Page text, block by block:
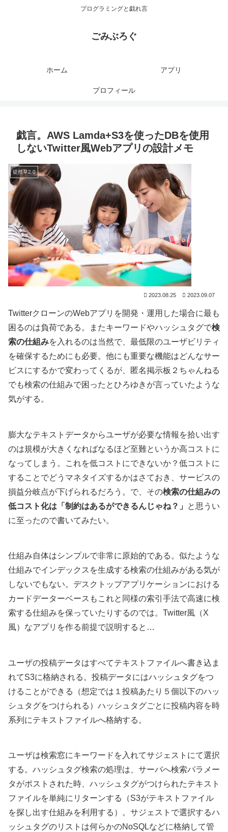
プログラミングと戯れ言
ごみぶろぐ
ホーム アプリ
プロフィール
戯言。AWS Lamda+S3を使ったDBを使用
しないTwitter風Webアプリの設計メモ
徒然草2.0
2023.08.25 2023.09.07
TwitterクローンのWebアプリを開発・運用した場合に最も
困るのは負荷である。またキーワードやハッシュタグで検
索の仕組みを入れるのは当然で、最低限のユーザビリティ
を確保するためにも必要。他にも重要な機能はどんなサー
ビスにするかで変わってくるが、匿名掲示板２ちゃんねる
でも検索の仕組みで困ったとひろゆきが言っていたような
気がする。
膨大なテキストデータからユーザが必要な情報を拾い出す
のは規模が大きくなればなるほど至難というか高コストに
なってしまう。これを低コストにできないか？低コストに
することでどうマネタイズするかはさておき、サービスの
損益分岐点が下げられるだろう。で、その検索の仕組みの
低コスト化は「制約はあるができるんじゃね？」
と思うい
に至ったので書いてみたい。
仕組み自体はシンプルで非常に原始的である。似たような
仕組みでインデックスを生成する検索の仕組みがある気が
しないでもない。デスクトップアプリケーションにおける
カードデーターベースもこれと同様の索引手法で高速に検
索する仕組みを保っていたりするのでは。Twitter風（X
風）なアプリを作る前提で説明すると…
ユーザの投稿データはすべてテキストファイルへ書き込ま
れてS3に格納される。投稿データにはハッシュタグをつ
けることができる（想定では１投稿あたり５個以下のハッ
シュタグをつけられる）ハッシュタグごとに投稿内容を時
系列にテキストファイルへ格納する。
ユーザは検索窓にキーワードを入れてサジェストにて選択
する。ハッシュタグ検索の処理は、サーバへ検索パラメー
タがポストされた時、ハッシュタグがつけられたテキスト
ファイルを単純にリターンする（S3がテキストファイル
を探し出す仕組みを利用する）。サジェストで選択するハ
ッシュタグのリストは何らかのNoSQLなどに格納して管